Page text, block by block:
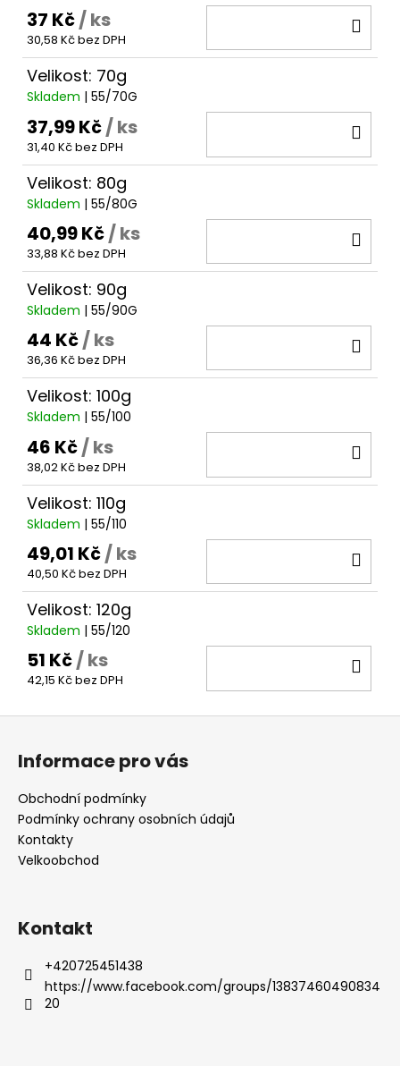
37 Kč/ ks
30,58 Kč bez DPH
Velikost: 70g
Skladem | 55/70G
37,99 Kč/ ks
31,40 Kč bez DPH
Velikost: 80g
Skladem | 55/80G
40,99 Kč/ ks
33,88 Kč bez DPH
Velikost: 90g
Skladem | 55/90G
44 Kč/ ks
36,36 Kč bez DPH
Velikost: 100g
Skladem | 55/100
46 Kč/ ks
38,02 Kč bez DPH
Velikost: 110g
Skladem | 55/110
49,01 Kč/ ks
40,50 Kč bez DPH
Velikost: 120g
Skladem | 55/120
51 Kč/ ks
42,15 Kč bez DPH
KRMÍTKO
PRUŽINKA
TRUBIČKOU
18
Kč
Z
Informace pro vás
Obchodní podmínky
Podmínky ochrany osobních údajů
Kontakty
Velkoobchod
Kontakt
+420725451438
https://www.facebook.com/groups/13837460490834
20